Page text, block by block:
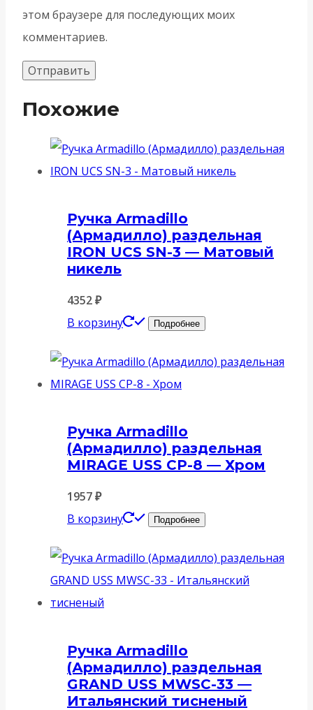
этом браузере для последующих моих
комментариев.
Похожие
Ручка Armadillo
(Армадилло) раздельная
IRON UCS SN-3 — Матовый
никель
4352₽
В корзину
Подробнее
Ручка Armadillo
(Армадилло) раздельная
MIRAGE USS CP-8 — Хром
1957₽
В корзину
Подробнее
Ручка Armadillo
(Армадилло) раздельная
GRAND USS MWSC-33 —
Итальянский тисненый